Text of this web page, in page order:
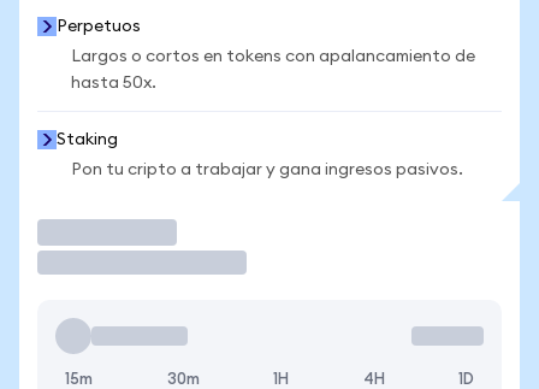
Perpetuos
Largos o cortos en tokens con apalancamiento de
hasta 50x.
Staking
Pon tu cripto a trabajar y gana ingresos pasivos.
15m 30m 1H 4H 1D